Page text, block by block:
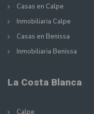
Casas en Calpe
Inmobiliaria Calpe
Casas en Benissa
Inmobiliaria Benissa
La Costa Blanca
Calpe